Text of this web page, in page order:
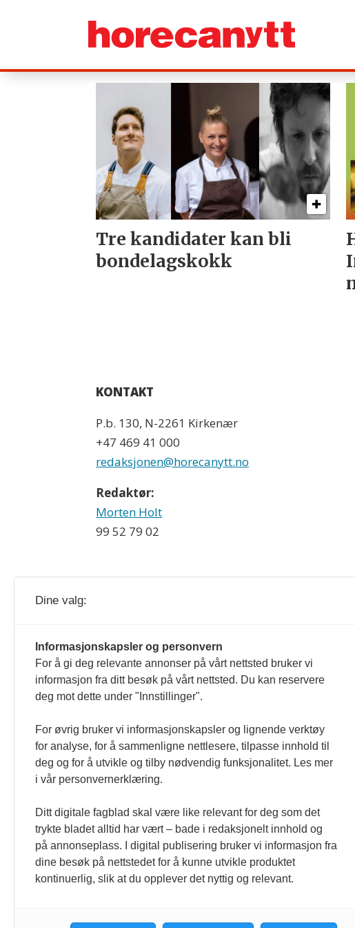
matkultur
Tre kandidater kan bli
bondelagskokk
KONTAKT
P.b. 130, N-2261 Kirkenær
+47 469 41 000
redaksjonen@horecanytt.no
Redaktør:
Morten Holt
99 52 79 02
Horeca og horecanytt.no redigeres etter
formulert i Norsk Presseforbunds Vær
Dine valg:
Informasjonskapsler og personvern
For å gi deg relevante annonser på vårt nettsted bruker vi
informasjon fra ditt besøk på vårt nettsted. Du kan reservere
deg mot dette under "Innstillinger".
For øvrig bruker vi informasjonskapsler og lignende verktøy
for analyse, for å sammenligne nettlesere, tilpasse innhold til
deg og for å utvikle og tilby nødvendig funksjonalitet. Les mer
i vår personvernerklæring.
Ditt digitale fagblad skal være like relevant for deg som det
trykte bladet alltid har vært – bade i redaksjonelt innhold og
på annonseplass. I digital publisering bruker vi informasjon fra
dine besøk på nettstedet for å kunne utvikle produktet
kontinuerlig, slik at du opplever det nyttig og relevant.